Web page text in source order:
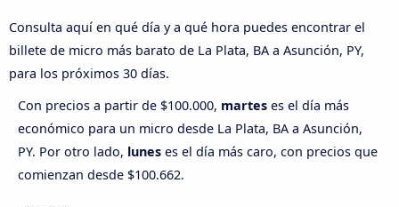
Consulta aquí en qué día y a qué hora puedes encontrar el
billete de micro más barato de La Plata, BA a Asunción, PY,
para los próximos 30 días.
Con precios a partir de $100.000, martes es el día más
económico para un micro desde La Plata, BA a Asunción,
PY. Por otro lado, lunes es el día más caro, con precios que
comienzan desde $100.662.